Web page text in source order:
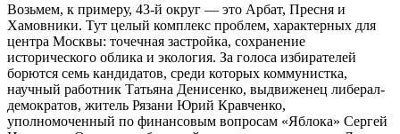
Возьмем, к примеру, 43-й округ — это Арбат, Пресня и
Хамовники. Тут целый комплекс проблем, характерных для
центра Москвы: точечная застройка, сохранение
исторического облика и экология. За голоса избирателей
борются семь кандидатов, среди которых коммунистка,
научный работник Татьяна Денисенко, выдвиженец либерал-
демократов, житель Рязани Юрий Кравченко,
уполномоченный по финансовым вопросам «Яблока» Сергей